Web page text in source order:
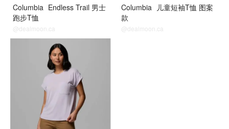
Columbia Endless Trail 男士
跑步T恤
@dealmoon.ca
Columbia 儿童短袖T恤 图案
款
@dealmoon.ca